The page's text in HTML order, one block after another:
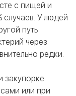
с пищей и
случаев. У людей
путь
через
редки.
закупорке
или при